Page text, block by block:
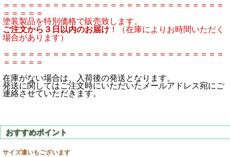
＝＝＝＝＝＝＝＝＝＝＝＝＝＝＝＝＝＝＝＝＝＝＝＝＝＝＝
＝＝＝＝＝
塗装製品を特別価格で販売致します。
ご注文から３日以内のお届け ！（在庫によりお時間いただく
場合があります）
＝＝＝＝＝＝＝＝＝＝＝＝＝＝＝＝＝＝＝＝＝＝＝＝＝＝＝
＝＝＝＝＝
在庫がない場合は、入荷後の発送となります。
発送に関してはご注文時にいただいたメールアドレス宛にご
連絡させていただきます。
サイズ違いもございます